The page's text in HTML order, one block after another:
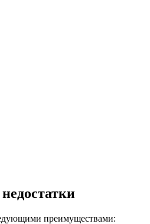
преимуществами: